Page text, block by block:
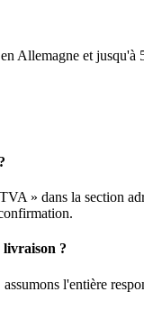
Allemagne et
» dans la section
livraison ?
l'entière